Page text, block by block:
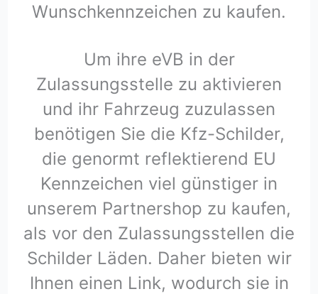
Wunschkennzeichen zu kaufen.
Um ihre eVB in der
Zulassungsstelle zu aktivieren
und ihr Fahrzeug zuzulassen
benötigen Sie die Kfz-Schilder,
die genormt reflektierend EU
Kennzeichen viel günstiger in
unserem Partnershop zu kaufen,
als vor den Zulassungsstellen die
Schilder Läden. Daher bieten wir
Ihnen einen Link, wodurch sie in